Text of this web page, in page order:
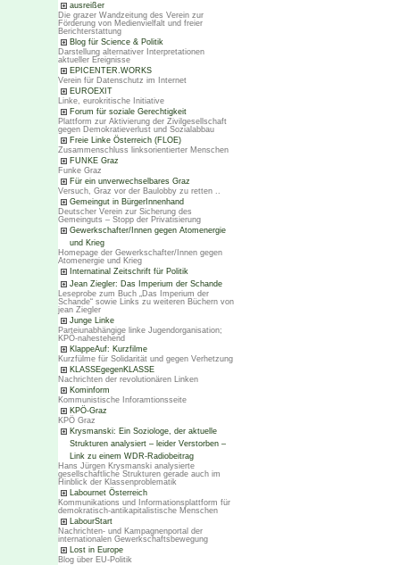
ausreißer
Die grazer Wandzeitung des Verein zur
Förderung von Medienvielfalt und freier
Berichterstattung
Blog für Science & Politik
Darstellung alternativer Interpretationen
aktueller Ereignisse
EPICENTER.WORKS
Verein für Datenschutz im Internet
EUROEXIT
Linke, eurokritische Initiative
Forum für soziale Gerechtigkeit
Plattform zur Aktivierung der Zivilgesellschaft
gegen Demokratieverlust und Sozialabbau
Freie Linke Österreich (FLOE)
Zusammenschluss linksorientierter Menschen
FUNKE Graz
Funke Graz
Für ein unverwechselbares Graz
Versuch, Graz vor der Baulobby zu retten ..
Gemeingut in BürgerInnenhand
Deutscher Verein zur Sicherung des
Gemeinguts – Stopp der Privatisierung
Gewerkschafter/Innen gegen Atomenergie
und Krieg
Homepage der Gewerkschafter/Innen gegen
Atomenergie und Krieg
Internatinal Zeitschrift für Politik
Jean Ziegler: Das Imperium der Schande
Leseprobe zum Buch „Das Imperium der
Schande“ sowie Links zu weiteren Büchern von
jean Ziegler
Junge Linke
Parteiunabhängige linke Jugendorganisation;
KPÖ-nahestehend
KlappeAuf: Kurzfilme
Kurzfülme für Solidarität und gegen Verhetzung
KLASSEgegenKLASSE
Nachrichten der revolutionären Linken
Kominform
Kommunistische Inforamtionsseite
KPÖ-Graz
KPÖ Graz
Krysmanski: Ein Soziologe, der aktuelle
Strukturen analysiert – leider Verstorben –
Link zu einem WDR-Radiobeitrag
Hans Jürgen Krysmanski analysierte
gesellschaftliche Strukturen gerade auch im
Hinblick der Klassenproblematik
Labournet Österreich
Kommunikations und Informationsplattform für
demokratisch-antikapitalistische Menschen
LabourStart
Nachrichten- und Kampagnenportal der
internationalen Gewerkschaftsbewegung
Lost in Europe
Blog über EU-Politik